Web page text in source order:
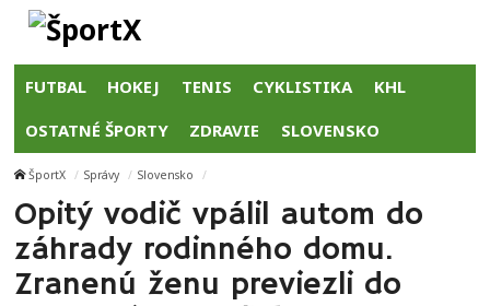
FUTBAL HOKEJ TENIS CYKLISTIKA KHL
OSTATNÉ ŠPORTY ZDRAVIE SLOVENSKO
ŠportX Správy Slovensko
Opitý vodič vpálil autom do
záhrady rodinného domu.
Zranenú ženu previezli do